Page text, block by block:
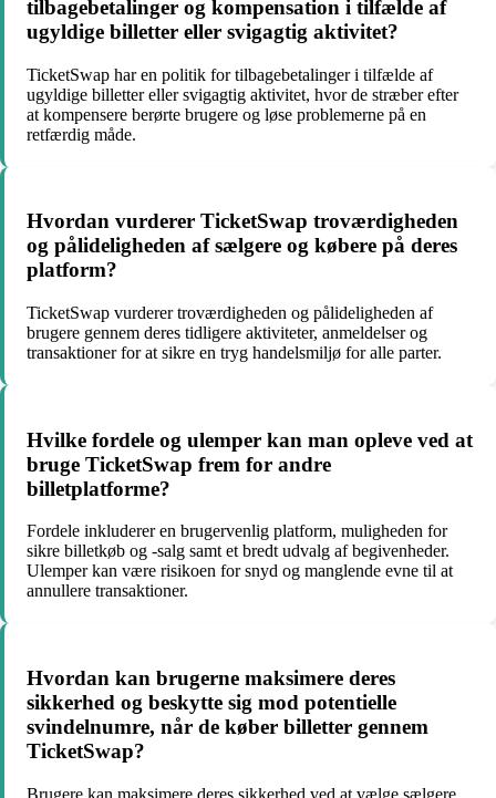
tilbagebetalinger og kompensation i tilfælde af
ugyldige billetter eller svigagtig aktivitet?
TicketSwap har en politik for tilbagebetalinger i tilfælde af
ugyldige billetter eller svigagtig aktivitet, hvor de stræber efter
at kompensere berørte brugere og løse problemerne på en
retfærdig måde.
Hvordan vurderer TicketSwap troværdigheden
og pålideligheden af sælgere og købere på deres
platform?
TicketSwap vurderer troværdigheden og pålideligheden af
brugere gennem deres tidligere aktiviteter, anmeldelser og
transaktioner for at sikre en tryg handelsmiljø for alle parter.
Hvilke fordele og ulemper kan man opleve ved at
bruge TicketSwap frem for andre
billetplatforme?
Fordele inkluderer en brugervenlig platform, muligheden for
sikre billetkøb og -salg samt et bredt udvalg af begivenheder.
Ulemper kan være risikoen for snyd og manglende evne til at
annullere transaktioner.
Hvordan kan brugerne maksimere deres
sikkerhed og beskytte sig mod potentielle
svindelnumre, når de køber billetter gennem
TicketSwap?
Brugere kan maksimere deres sikkerhed ved at vælge sælgere